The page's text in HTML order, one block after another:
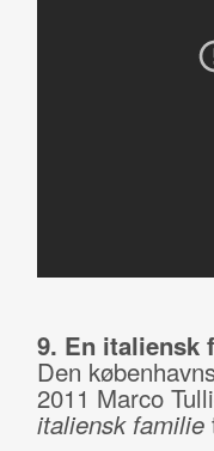
9. En italiensk
Den
2011 Marco
italiensk familie